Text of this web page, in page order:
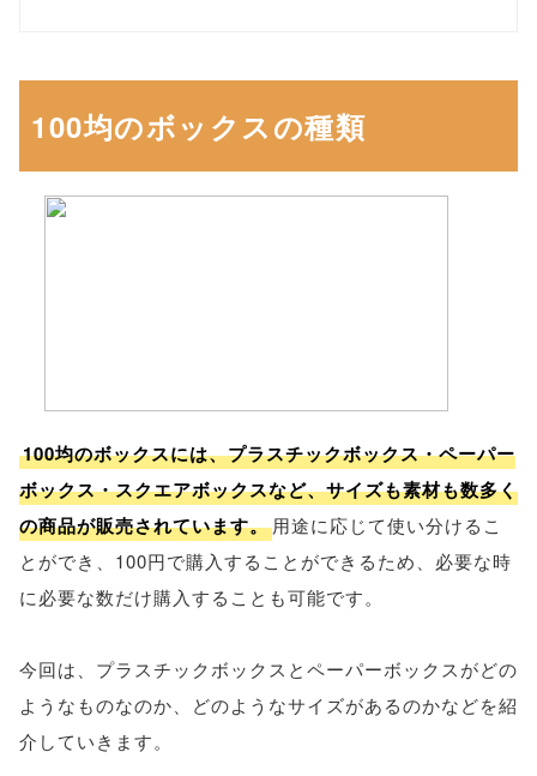
100均のボックスの種類
100均のボックスには、プラスチックボックス・ペーパー
ボックス・スクエアボックスなど、サイズも素材も数多く
の商品が販売されています。 用途に応じて使い分けるこ
とができ、100円で購入することができるため、必要な時
に必要な数だけ購入することも可能です。
今回は、プラスチックボックスとペーパーボックスがどの
ようなものなのか、どのようなサイズがあるのかなどを紹
介していきます。